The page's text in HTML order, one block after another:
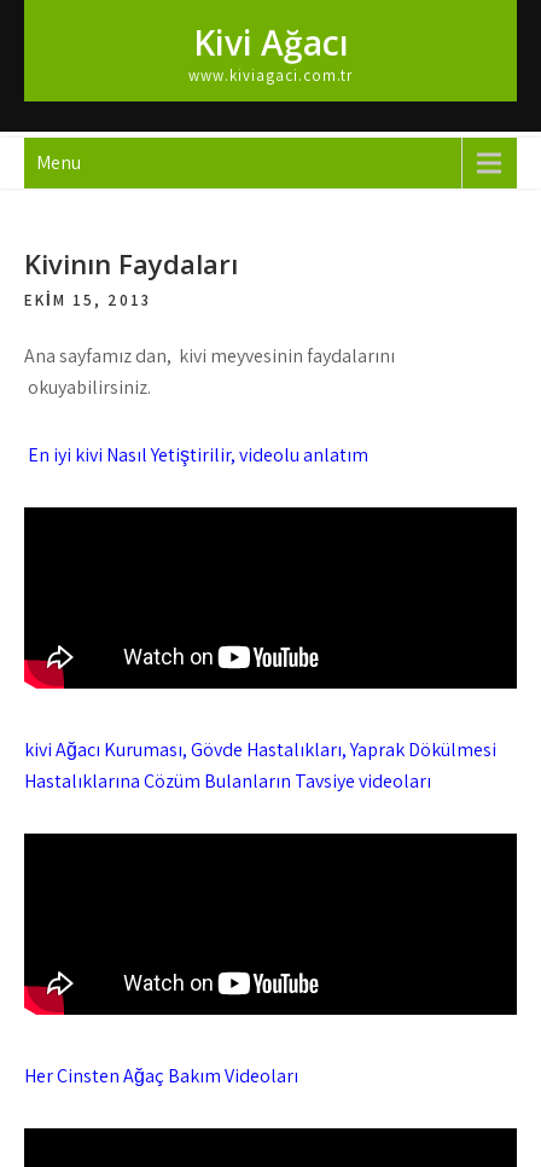
Kivi Ağacı
www.kiviagaci.com.tr
Menu
Kivinın Faydaları
EKIM 15, 2013
Ana sayfamız dan, kivi meyvesinin faydalarını
okuyabilirsiniz.
En iyi kivi Nasıl Yetiştirilir, videolu anlatım
kivi Ağacı Kuruması, Gövde Hastalıkları, Yaprak Dökülmesi
Hastalıklarına Çözüm Bulanların Tavsiye videoları
Her Cinsten Ağaç Bakım Videoları